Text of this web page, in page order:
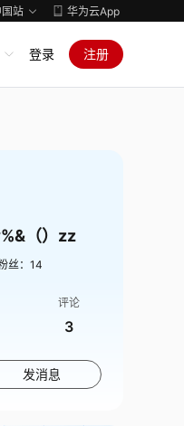
国站 华为云App
登录 注册
（）zz
丝： 14
评论
3
发消息